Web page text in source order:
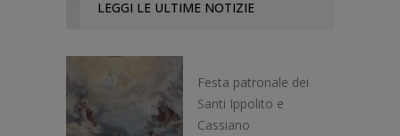
LEGGI LE ULTIME NOTIZIE
Festa patronale dei
Santi Ippolito e
Cassiano